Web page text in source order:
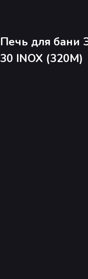
Печь для бани
30 INOX (320М)